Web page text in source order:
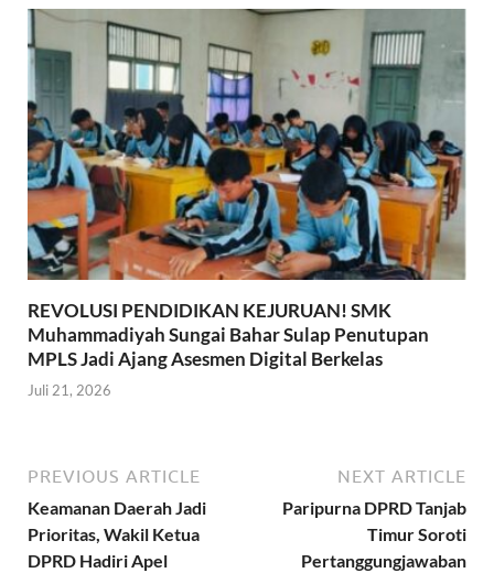
REVOLUSI PENDIDIKAN KEJURUAN! SMK
Muhammadiyah Sungai Bahar Sulap Penutupan
MPLS Jadi Ajang Asesmen Digital Berkelas
Juli 21, 2026
PREVIOUS ARTICLE
Keamanan Daerah Jadi
Prioritas, Wakil Ketua
DPRD Hadiri Apel
NEXT ARTICLE
Paripurna DPRD Tanjab
Timur Soroti
Pertanggungjawaban